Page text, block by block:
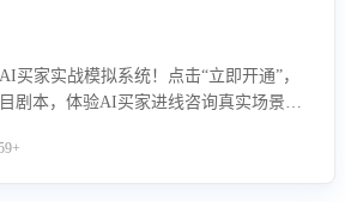
买家实战模拟系统！点击“立即开通”，
剧本，体验AI买家进线咨询真实场景训